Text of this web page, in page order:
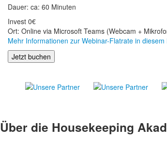
Dauer: ca: 60 Minuten
Invest 0€
Ort: Online via Microsoft Teams (Webcam +
Mehr Informationen zur Webinar-Flatrate in diesem
Jetzt buchen
Über die Housekeeping